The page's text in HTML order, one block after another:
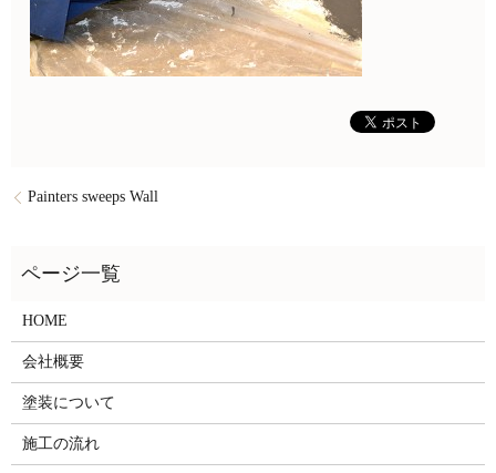
Painters sweeps Wall
HOME
会社概要
塗装について
施工の流れ